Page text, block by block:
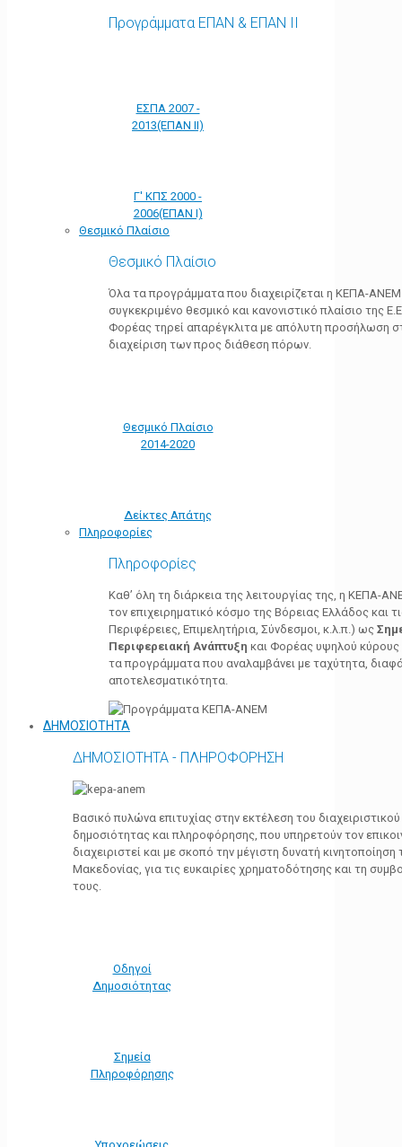
Προγράμματα ΕΠΑΝ & ΕΠΑΝ ΙΙ
ΕΣΠΑ 2007 -
2013(ΕΠΑΝ ΙΙ)
Γ' ΚΠΣ 2000 -
2006(ΕΠΑΝ Ι)
Θεσμικό Πλαίσιο
Θεσμικό Πλαίσιο
Όλα τα προγράμματα που διαχειρίζεται η ΚΕΠΑ-
συγκεκριμένο θεσμικό και κανονιστικό πλαίσιο της
Φορέας τηρεί απαρέγκλιτα με απόλυτη προσήλωση
διαχείριση των προς διάθεση πόρων.
Θεσμικό Πλαίσιο
2014-2020
Δείκτες Απάτης
Πληροφορίες
Πληροφορίες
Καθ’ όλη τη διάρκεια της λειτουργίας της, η ΚΕΠΑ-
τον επιχειρηματικό κόσμο της Βόρειας Ελλάδος και
Περιφέρειες, Επιμελητήρια, Σύνδεσμοι, κ.λ.π.) ως
Περιφερειακή Ανάπτυξη και Φορέας υψηλού κύρους
τα προγράμματα που αναλαμβάνει με ταχύτητα,
αποτελεσματικότητα.
ΔΗΜΟΣΙΟΤΗΤΑ
ΔΗΜΟΣΙΟΤΗΤΑ - ΠΛΗΡΟΦΟΡΗΣΗ
Βασικό πυλώνα επιτυχίας στην εκτέλεση του
δημοσιότητας και πληροφόρησης, που υπηρετούν τον
διαχειριστεί και με σκοπό την μέγιστη δυνατή
Μακεδονίας, για τις ευκαιρίες χρηματοδότησης και τη
τους.
Οδηγοί
Δημοσιότητας
Σημεία
Πληροφόρησης